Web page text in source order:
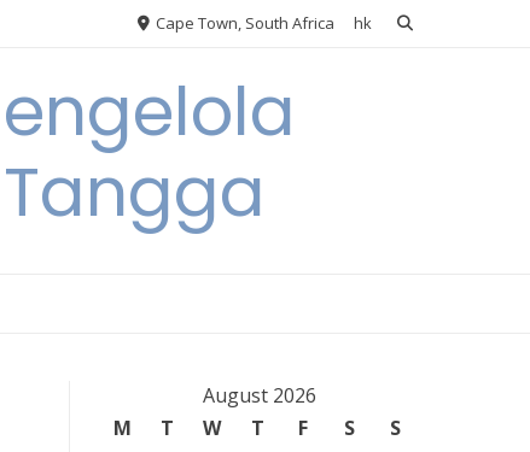
Cape Town, South Africa hk
August 2026
M
T W T F S
S